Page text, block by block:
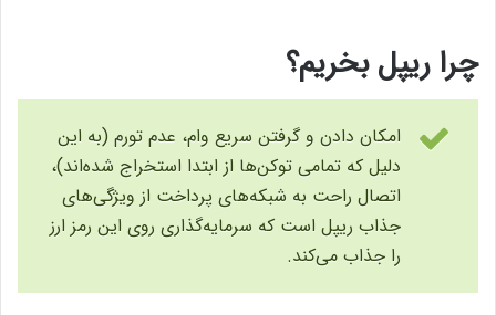
چرا ریپل بخریم؟
امکان دادن و گرفتن سریع وام، عدم تورم (به این
دلیل که تمامی توکن‌ها از ابتدا استخراج شده‌اند)،
اتصال راحت به شبکه‌های پرداخت از ویژگی‌های
جذاب ریپل است که سرمایه‌گذاری روی این رمز ارز
را جذاب می‌کند.